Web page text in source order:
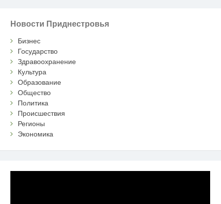
Новости Приднестровья
Бизнес
Государство
Здравоохранение
Культура
Образование
Общество
Политика
Происшествия
Регионы
Экономика